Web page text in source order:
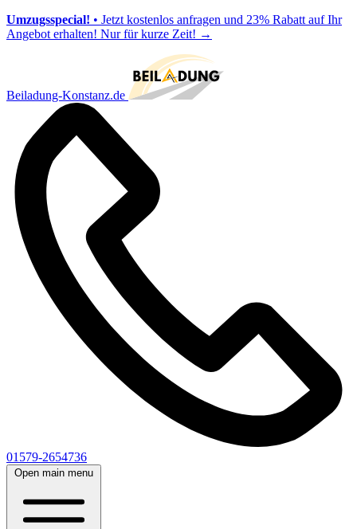
Umzugsspecial! • Jetzt kostenlos anfragen und 23% Rabatt auf Ihr
Angebot erhalten! Nur für kurze Zeit! →
Beiladung-Konstanz.de
01579-2654736
Open main menu